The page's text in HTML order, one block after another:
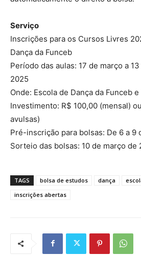
Serviço
Inscrições para os Cursos Livres
Dança da Funceb
Período das aulas: 17 de março a
2025
Onde: Escola de Dança da Funceb
Investimento: R$ 100,00 (mensal)
avulsas)
Pré-inscrição para bolsas: De 6 a 9
Sorteio das bolsas: 10 de março de
TAGS bolsa de estudos dança
inscrições abertas